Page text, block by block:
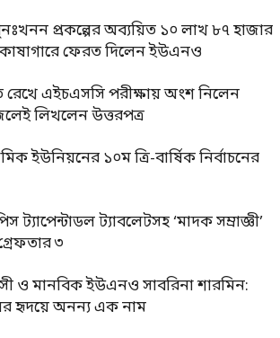
প্রকল্পের অব্যয়িত ১০ লাখ ৮৭ হাজার
কোষাগারে ফেরত দিলেন ইউএনও
রেখে এইচএসসি পরীক্ষায় অংশ নিলেন
লিখলেন উত্তরপত্র
ইউনিয়নের ১০ম ত্রি-বার্ষিক নির্বাচনের
ট্যাপেন্টাডল ট্যাবলেটসহ ‘মাদক সম্রাজ্ঞী’
৩
ও মানবিক ইউএনও সাবরিনা শারমিন:
হৃদয়ে অনন্য এক নাম